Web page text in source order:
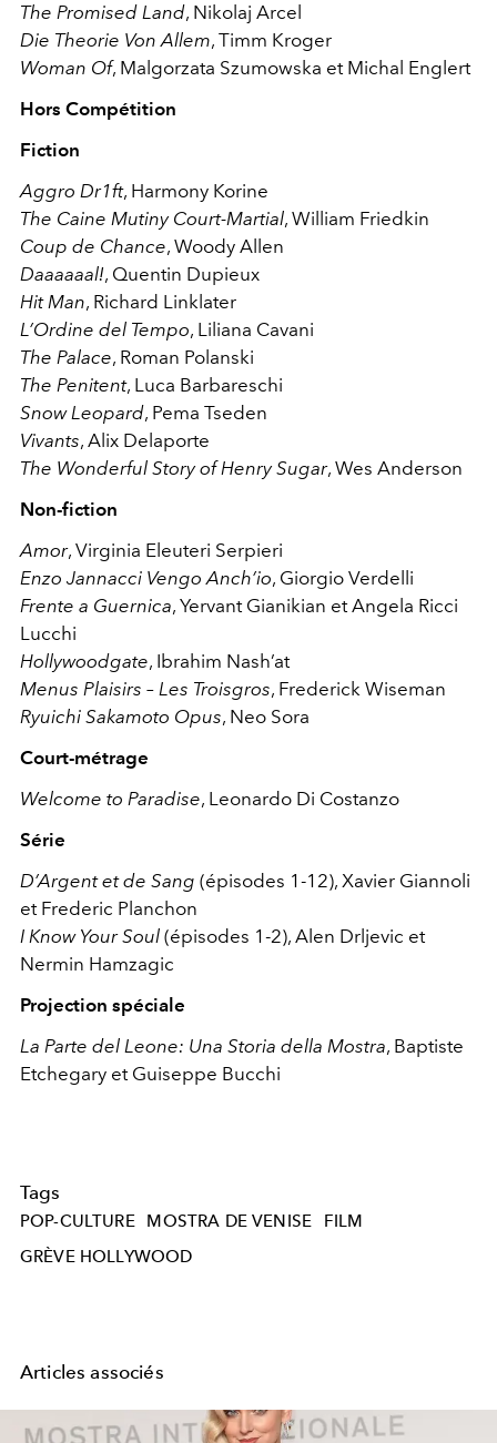
The Promised Land, Nikolaj Arcel
Die Theorie Von Allem, Timm Kroger
Woman Of, Malgorzata Szumowska et Michal Englert
Hors Compétition
Fiction
Aggro Dr1ft, Harmony Korine
The Caine Mutiny Court-Martial, William Friedkin
Coup de Chance, Woody Allen
Daaaaaal!, Quentin Dupieux
Hit Man, Richard Linklater
L’Ordine del Tempo, Liliana Cavani
The Palace, Roman Polanski
The Penitent, Luca Barbareschi
Snow Leopard, Pema Tseden
Vivants, Alix Delaporte
The Wonderful Story of Henry Sugar, Wes Anderson
Non-fiction
Amor, Virginia Eleuteri Serpieri
Enzo Jannacci Vengo Anch’io, Giorgio Verdelli
Frente a Guernica, Yervant Gianikian et Angela Ricci
Lucchi
Hollywoodgate, Ibrahim Nash’at
Menus Plaisirs – Les Troisgros, Frederick Wiseman
Ryuichi Sakamoto Opus, Neo Sora
Court-métrage
Welcome to Paradise, Leonardo Di Costanzo
Série
D’Argent et de Sang (épisodes 1-12), Xavier Giannoli
et Frederic Planchon
I Know Your Soul (épisodes 1-2), Alen Drljevic et
Nermin Hamzagic
Projection spéciale
La Parte del Leone: Una Storia della Mostra, Baptiste
Etchegary et Guiseppe Bucchi
Tags
POP-CULTURE MOSTRA DE VENISE
FILM
GRÈVE HOLLYWOOD
Articles associés